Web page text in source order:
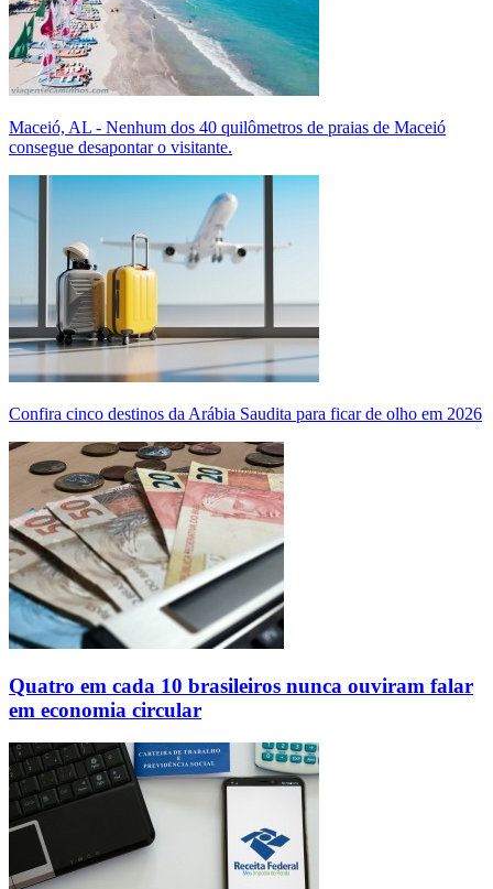
Maceió, AL - Nenhum dos 40 quilômetros de praias de Maceió
consegue desapontar o visitante.
Confira cinco destinos da Arábia Saudita para ficar de olho em 2026
Quatro em cada 10 brasileiros nunca ouviram falar
em economia circular